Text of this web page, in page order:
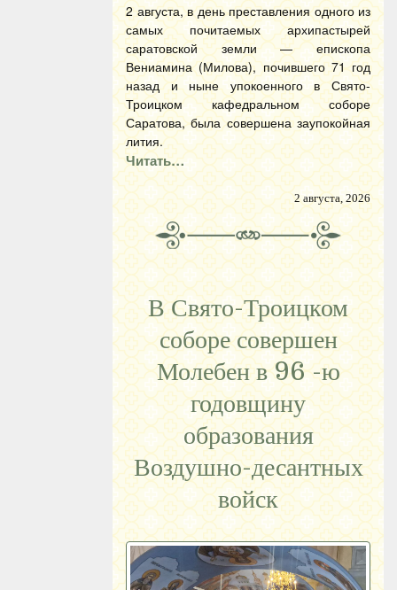
2 августа, в день преставления одного из
самых почитаемых архипастырей
саратовской земли — епископа
Вениамина (Милова), почившего 71 год
назад и ныне упокоенного в Свято-
Троицком кафедральном соборе
Саратова, была совершена заупокойная
лития.
Читать…
2 августа, 2026
В Свято-Троицком
соборе совершен
Молебен в 96 -ю
годовщину
образования
Воздушно-десантных
войск